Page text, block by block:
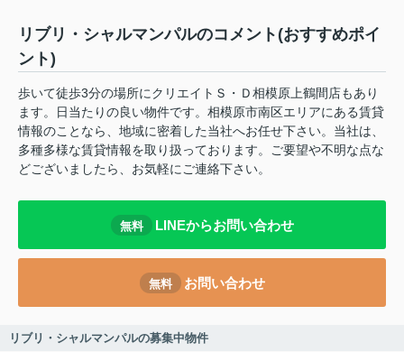
リブリ・シャルマンパルのコメント(おすすめポイ
ント)
歩いて徒歩3分の場所にクリエイトＳ・Ｄ相模原上鶴間店もあり
ます。日当たりの良い物件です。相模原市南区エリアにある賃貸
情報のことなら、地域に密着した当社へお任せ下さい。当社は、
多種多様な賃貸情報を取り扱っております。ご要望や不明な点な
どございましたら、お気軽にご連絡下さい。
無料 LINEからお問い合わせ
無料 お問い合わせ
リブリ・シャルマンパルの募集中物件